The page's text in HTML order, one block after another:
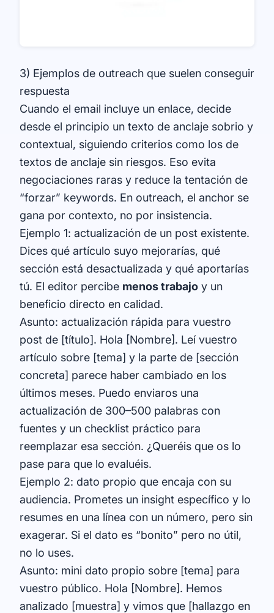
3) Ejemplos de outreach que suelen conseguir
respuesta
Cuando el email incluye un enlace, decide
desde el principio un texto de anclaje sobrio y
contextual, siguiendo criterios como los de
textos de anclaje sin riesgos. Eso evita
negociaciones raras y reduce la tentación de
“forzar” keywords. En outreach, el anchor se
gana por contexto, no por insistencia.
Ejemplo 1: actualización de un post existente.
Dices qué artículo suyo mejorarías, qué
sección está desactualizada y qué aportarías
tú. El editor percibe menos trabajo y un
beneficio directo en calidad.
Asunto: actualización rápida para vuestro
post de [título]. Hola [Nombre]. Leí vuestro
artículo sobre [tema] y la parte de [sección
concreta] parece haber cambiado en los
últimos meses. Puedo enviaros una
actualización de 300–500 palabras con
fuentes y un checklist práctico para
reemplazar esa sección. ¿Queréis que os lo
pase para que lo evaluéis.
Ejemplo 2: dato propio que encaja con su
audiencia. Prometes un insight específico y lo
resumes en una línea con un número, pero sin
exagerar. Si el dato es “bonito” pero no útil,
no lo uses.
Asunto: mini dato propio sobre [tema] para
vuestro público. Hola [Nombre]. Hemos
analizado [muestra] y vimos que [hallazgo en